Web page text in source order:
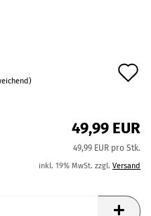
49,99 EUR
49,99 EUR pro Stk.
inkl. 19% MwSt. zzgl. Versand